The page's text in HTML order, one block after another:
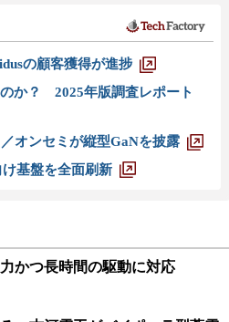
の顧客獲得が進捗
か？ 2025年版調査レポート
オンセミが縦型GaNを披露
基盤を全面刷新
かつ長時間の駆動に対応